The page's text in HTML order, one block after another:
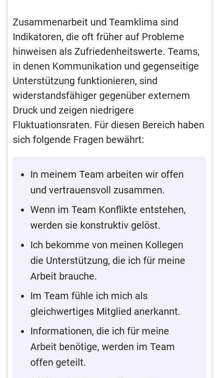
Zusammenarbeit und Teamklima sind
Indikatoren, die oft früher auf Probleme
hinweisen als Zufriedenheitswerte. Teams,
in denen Kommunikation und gegenseitige
Unterstützung funktionieren, sind
widerstandsfähiger gegenüber externem
Druck und zeigen niedrigere
Fluktuationsraten. Für diesen Bereich haben
sich folgende Fragen bewährt:
In meinem Team arbeiten wir offen
und vertrauensvoll zusammen.
Wenn im Team Konflikte entstehen,
werden sie konstruktiv gelöst.
Ich bekomme von meinen Kollegen
die Unterstützung, die ich für meine
Arbeit brauche.
Im Team fühle ich mich als
gleichwertiges Mitglied anerkannt.
Informationen, die ich für meine
Arbeit benötige, werden im Team
offen geteilt.